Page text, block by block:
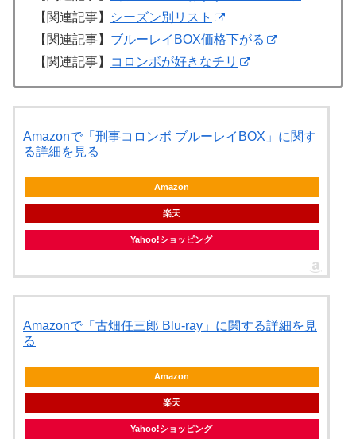
【関連記事】
シーズン別リスト
【関連記事】 ブルーレイBOX価格下がる
【関連記事】
コロンボが好きなチリ
Amazonで「刑事コロンボ ブルーレイBOX」に関す
る詳細を見る
Amazon
楽天
Yahoo!ショッピング
Amazonで「古畑任三郎 Blu-ray」に関する詳細を見
る
Amazon
楽天
Yahoo!ショッピング